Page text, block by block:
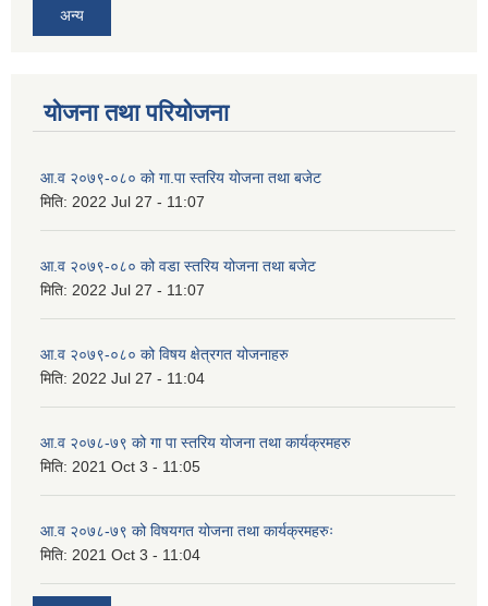
अन्य
योजना तथा परियोजना
आ.व २०७९-०८० को गा.पा स्तरिय योजना तथा बजेट
मिति: 2022 Jul 27 - 11:07
आ.व २०७९-०८० को वडा स्तरिय योजना तथा बजेट
मिति: 2022 Jul 27 - 11:07
आ.व २०७९-०८० को विषय क्षेत्रगत योजनाहरु
मिति: 2022 Jul 27 - 11:04
आ.व २०७८-७९ को गा पा स्तरिय योजना तथा कार्यक्रमहरु
मिति: 2021 Oct 3 - 11:05
आ.व २०७८-७९ को विषयगत योजना तथा कार्यक्रमहरुः
मिति: 2021 Oct 3 - 11:04